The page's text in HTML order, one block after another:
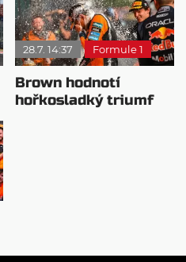
28.7. 14:37 Formule 1
Brown hodnotí
hořkosladký triumf